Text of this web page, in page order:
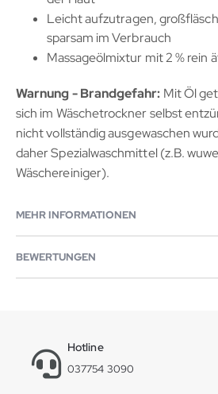
Leicht aufzutragen,
sparsam im Verbrauch
Massageölmixtur mit 2 % rein
Warnung - Brandgefahr: Mit Öl
sich im Wäschetrockner selbst
nicht vollständig ausgewaschen
daher Spezialwaschmittel (z.B.
Wäschereiniger).
MEHR INFORMATIONEN
BEWERTUNGEN
Hotline
037754 3090